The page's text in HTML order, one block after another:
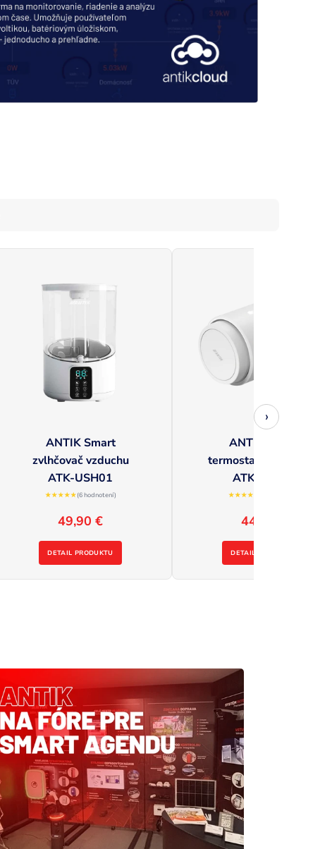
ANTIK Smart
zvlhčovač vzduchu
ATK-USH01
★★★★★(6 hodnotení)
49,90 €
DETAIL PRODUKTU
ANTIK Smart
termostatická hlavica
ATK-TRV02
★★★★☆
44,90 €
DETAIL PRODUKTU
›